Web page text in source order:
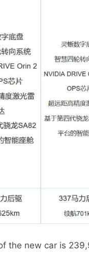
the new car is